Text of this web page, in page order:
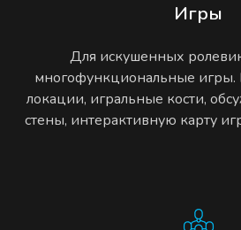
Игры
Для искушенных
многофункциональные
локации, игральные кости,
стены, интерактивную карту